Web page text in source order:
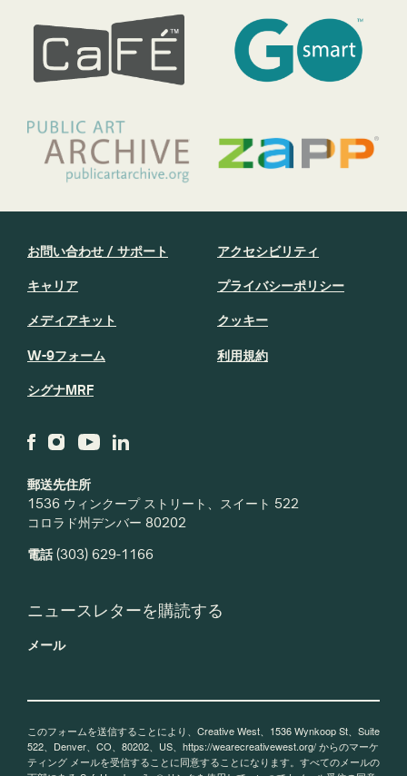
郵送先住所
1536 ウィンクープ ストリート、スイート 522
コロラド州デンバー 80202
電話(303) 629-1166
お問い合わせ / サポート
キャリア
メディアキット
W-9フォーム
シグナMRF
アクセシビリティ
プライバシーポリシー
クッキー
利用規約
ニュースレターを購読する
メール
このフォームを送信することにより、Creative West、1536 Wynkoop St、Suite
522、Denver、CO、80202、US、https://wearecreativewest.org/ からのマーケ
ティング メールを受信することに同意することになります。すべてのメールの